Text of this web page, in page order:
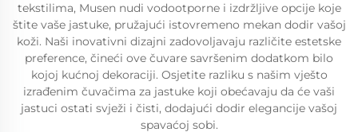
tekstilima, Musen nudi vodootporne i izdržljive opcije koje
štite vaše jastuke, pružajući istovremeno mekan dodir vašoj
koži. Naši inovativni dizajni zadovoljavaju različite estetske
preference, čineći ove čuvare savršenim dodatkom bilo
kojoj kućnoj dekoraciji. Osjetite razliku s našim vješto
izrađenim čuvačima za jastuke koji obećavaju da će vaši
jastuci ostati svježi i čisti, dodajući dodir elegancije vašoj
spavaćoj sobi.